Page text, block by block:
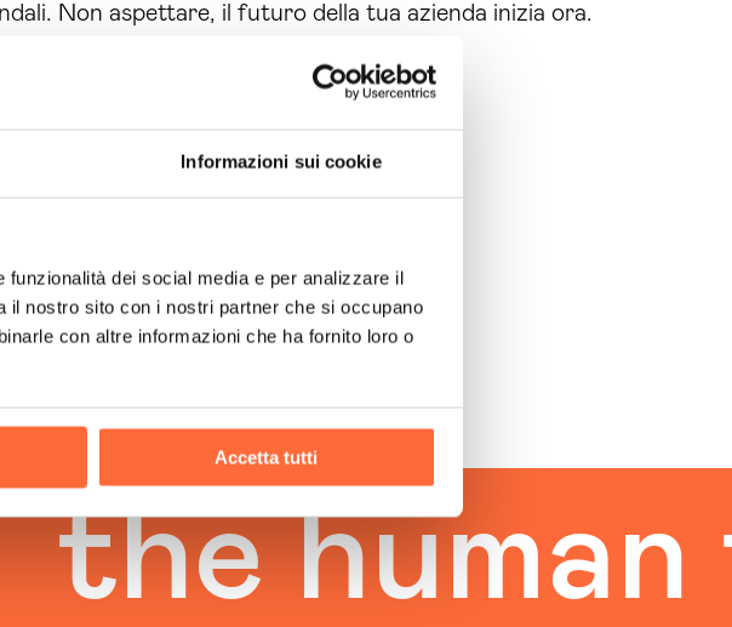
Informazioni sui cookie
dei social media e per analizzare il
nostro sito con i nostri partner che si occupano
con altre informazioni che ha fornito loro o
Accetta tutti
Non aspettare, il futuro della tua azienda inizia ora.
in questo percorso.